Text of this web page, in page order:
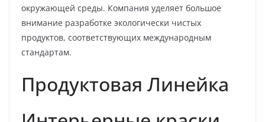
окружающей среды. Компания уделяет большое
внимание разработке экологически чистых
продуктов, соответствующих международным
стандартам.
Продуктовая Линейка